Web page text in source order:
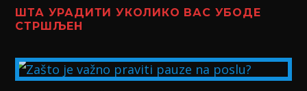
ШТА УРАДИТИ УКОЛИКО ВАС УБОДЕ
СТРШЉЕН